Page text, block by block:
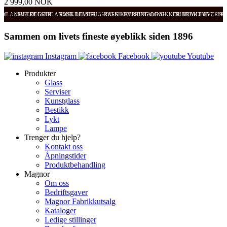
ANMELDELSER RASK LEVERING OG SIKKER BETALING FRI FRAKT OVER
SVÆRT GODE ANMELDELSER RASK LEVERING OG SIKKER BETALING
Sammen om livets fineste øyeblikk siden 1896
Instagram Facebook
Youtube
Produkter
Glass
Serviser
Kunstglass
Bestikk
Lykt
Lampe
Trenger du hjelp?
Kontakt oss
Åpningstider
Produktbehandling
Magnor
Om oss
Bedriftsgaver
Magnor Fabrikkutsalg
Kataloger
Ledige stillinger